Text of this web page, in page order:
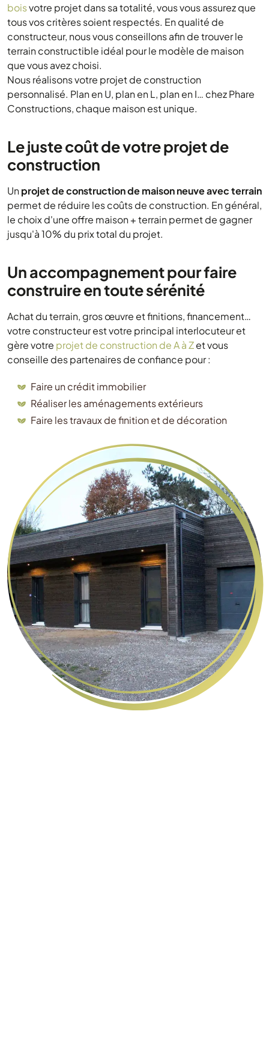
boisvotre projet dans sa totalité, vous vous assurez que
tous vos critères soient respectés. En qualité de
constructeur, nous vous conseillons afin de trouver le
terrain constructible idéal pour le modèle de maison
que vous avez choisi.
Nous réalisons votre projet de construction
personnalisé. Plan en U, plan en L, plan en I… chez Phare
Constructions, chaque maison est unique.
Le juste coût de votre projet de
construction
Unprojet de construction de maison neuve avec terrain
permet de réduire les coûts de construction. En général,
le choix d'une offre maison + terrain permet de gagner
jusqu'à 10% du prix total du projet.
Un accompagnement pour faire
construire en toute sérénité
Achat du terrain, gros œuvre et finitions, financement…
votre constructeur est votre principal interlocuteur et
gère votre projet de construction de A à Zet vous
conseille des partenaires de confiance pour :
Faire un crédit immobilier
Réaliser les aménagements extérieurs
Faire les travaux de finition et de décoration